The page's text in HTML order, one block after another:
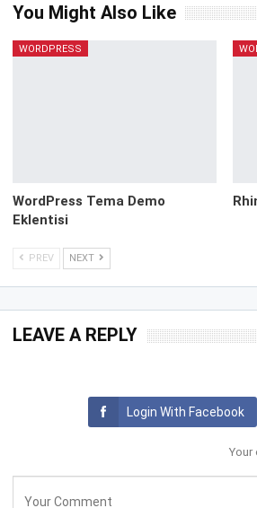
You Might Also Like
WORDPRESS
WordPress Tema Demo
Eklentisi
PREV NEXT
LEAVE A REPLY
Login With Facebook
Your